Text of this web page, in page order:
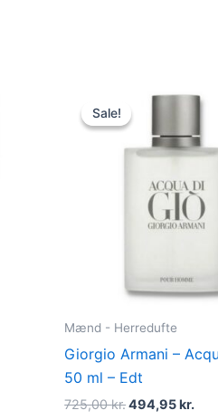
Sale!
Sale!
Mænd - Herredufte
Giorgio Armani –
50 ml – Edt
725,00kr.
was:
725,00 kr..
494,95kr.
price